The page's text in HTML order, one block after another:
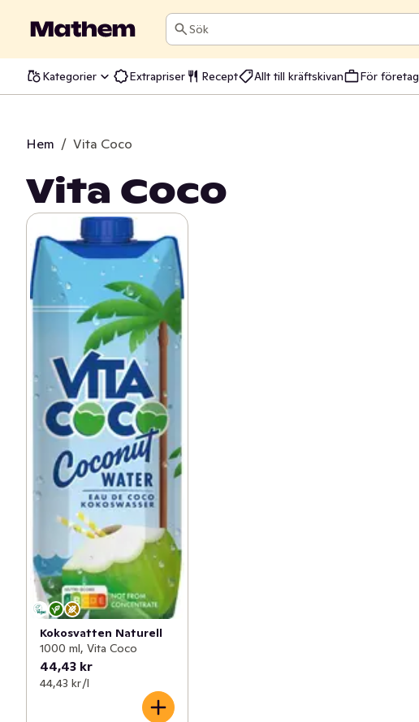
Sök
Kategorier Extrapriser Recept Allt till kräftskivan För företag
Hem / Vita Coco
Vita Coco
Kokosvatten Naturell
1000 ml, Vita Coco
44,43 kr
44,43 kr /l